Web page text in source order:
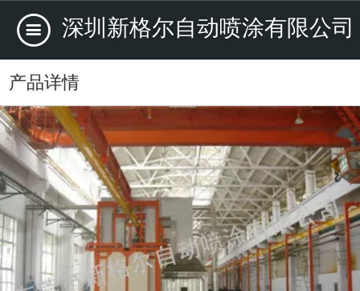
深圳新格尔自动喷涂有限公司
产品详情